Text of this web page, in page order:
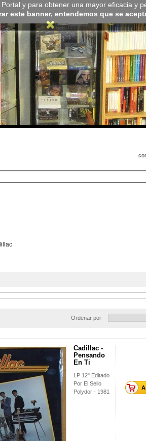
y para obtener una mayor eficacia y
este banner, entendemos que se
Ordenar por
Cadillac -
Pensando
En Ti
LP 12" Editado
Por El Sello
Polydor - 1981